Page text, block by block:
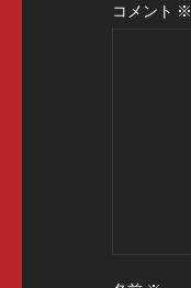
コメント ※